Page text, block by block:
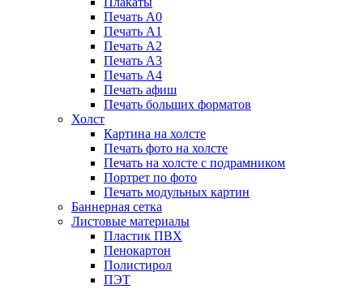
Печать А0
Печать А1
Печать А2
Печать А3
Печать А4
Печать афиш
Печать больших форматов
Холст
Картина на холсте
Печать фото на холсте
Печать на холсте с подрамником
Портрет по фото
Печать модульных картин
Баннерная сетка
Листовые материалы
Пластик ПВХ
Пенокартон
Полистирол
ПЭТ